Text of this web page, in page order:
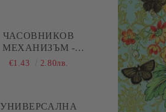
ЧАСОВНИКОВ
МЕХАНИЗЪМ -
ПЛАВЕН ( ДЪЛГА
€1.43 2.80лв.
УНИВЕРСАЛНА